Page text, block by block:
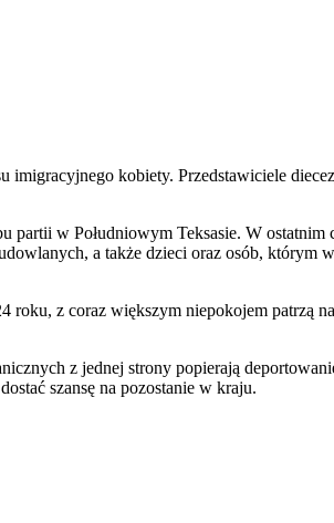
kobiety. Przedstawiciele
w Południowym Teksasie. W ostatnim
a także dzieci oraz osób, którym
z coraz większym niepokojem patrzą
z jednej strony popierają
szansę na pozostanie w kraju.